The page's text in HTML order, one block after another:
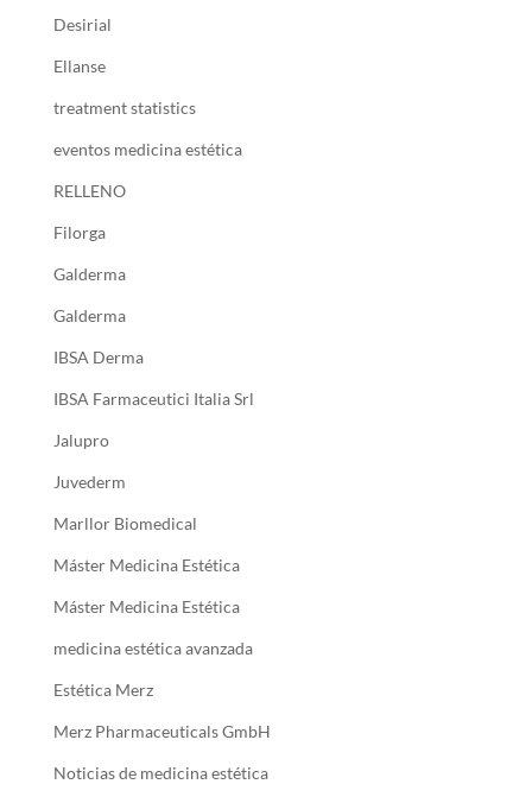
Desirial
Ellanse
treatment statistics
eventos medicina estética
RELLENO
Filorga
Galderma
Galderma
IBSA Derma
IBSA Farmaceutici Italia Srl
Jalupro
Juvederm
Marllor Biomedical
Máster Medicina Estética
Máster Medicina Estética
medicina estética avanzada
Estética Merz
Merz Pharmaceuticals GmbH
Noticias de medicina estética